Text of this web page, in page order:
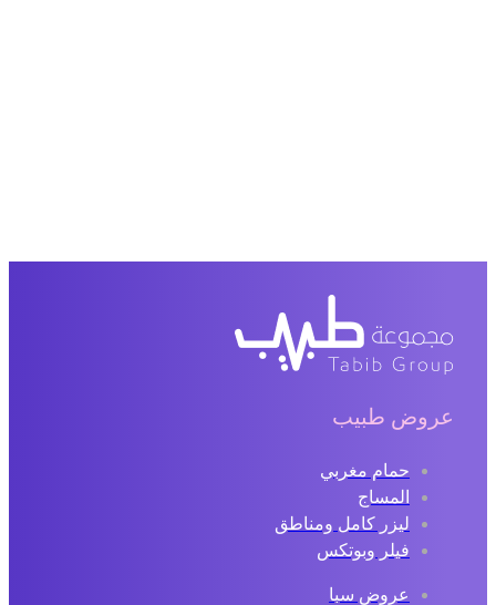
عروض طبيب
حمام مغربي
المساج
ليزر كامل ومناطق
فيلر وبوتكس
عروض سبا